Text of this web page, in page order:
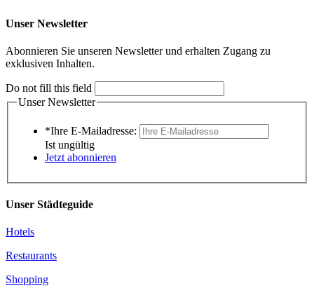
Unser Newsletter
Abonnieren Sie unseren Newsletter und erhalten Zugang zu
exklusiven Inhalten.
Do not fill this field
Unser Newsletter
*Ihre E-Mailadresse:
Ist ungültig
Jetzt abonnieren
Unser Städteguide
Hotels
Restaurants
Shopping